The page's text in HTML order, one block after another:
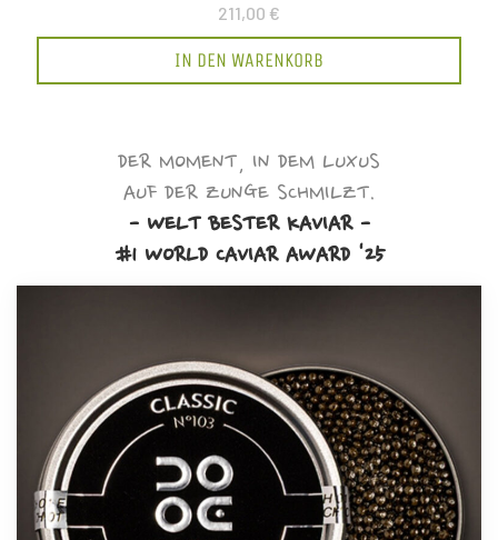
211,00 €
IN DEN WARENKORB
DER MOMENT, IN DEM LUXUS
AUF DER ZUNGE SCHMILZT.
- WELT BESTER KAVIAR -
#1 WORLD CAVIAR AWARD '25